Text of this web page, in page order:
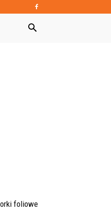
foliowe